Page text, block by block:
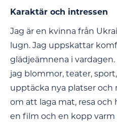
Karaktär och intressen
Jag är en kvinna från
lugn. Jag uppskattar
glädjeämnena i
jag blommor, teater,
upptäcka nya platser och
om att laga mat, resa och
en film och en kopp varm